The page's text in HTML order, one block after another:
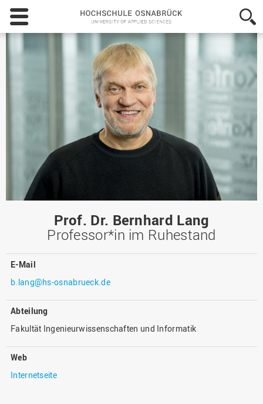
Hochschule
Osnabrück
-
Applied
Sciences
Prof. Dr. Bernhard Lang
Professor*in im Ruhestand
E-Mail
b.lang@hs-osnabrueck.de
Abteilung
Fakultät Ingenieurwissenschaften und Informatik
Web
Internetseite